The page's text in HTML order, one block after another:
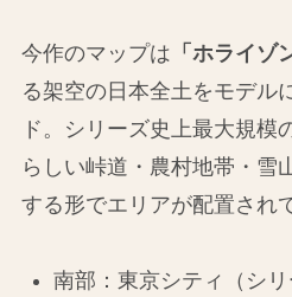
今作のマップは 「ホライゾ
る架空の日本全土をモデル
ド。シリーズ史上最大規模
らしい峠道・農村地帯・雪
する形でエリアが配置され
南部：東京シティ（シリ